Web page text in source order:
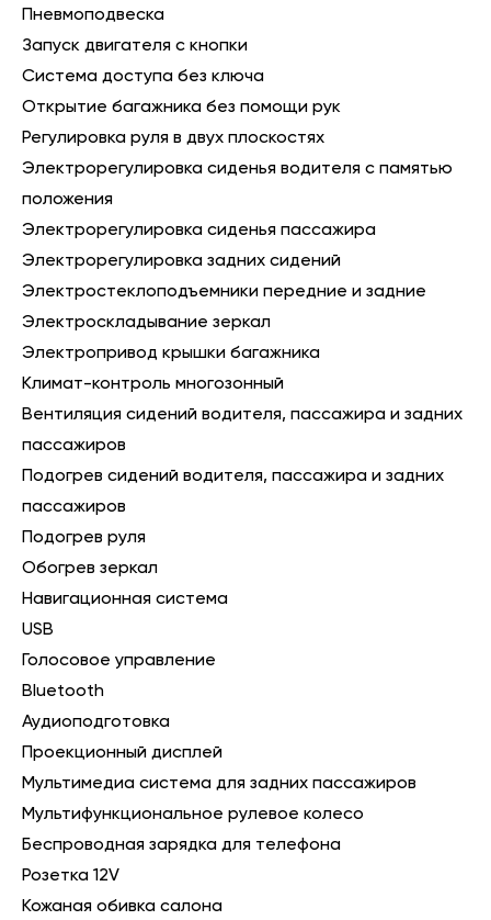
Пневмоподвеска
Запуск двигателя с кнопки
Система доступа без ключа
Открытие багажника без помощи рук
Регулировка руля в двух плоскостях
Электрорегулировка сиденья водителя с памятью
положения
Электрорегулировка сиденья пассажира
Электрорегулировка задних сидений
Электростеклоподъемники передние и задние
Электроскладывание зеркал
Электропривод крышки багажника
Климат-контроль многозонный
Вентиляция сидений водителя, пассажира и задних
пассажиров
Подогрев сидений водителя, пассажира и задних
пассажиров
Подогрев руля
Обогрев зеркал
Навигационная система
USB
Голосовое управление
Bluetooth
Аудиоподготовка
Проекционный дисплей
Мультимедиа система для задних пассажиров
Мультифункциональное рулевое колесо
Беспроводная зарядка для телефона
Розетка 12V
Кожаная обивка салона